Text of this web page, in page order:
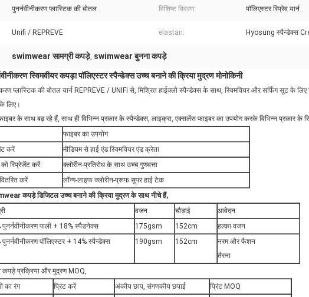
पुनर्नवीनीकरण प्लास्टिक की बोतल विशिष्ट विवरण: पॉलिएस्टर रिप्रेव यार्न
Unifi / REPREVE elastan: Hyosung स्पैन्डेक्स
swimwear सामग्री कपड़े, swimwear बुनना कपड़े
स्विमवीयर कपड़ा पॉलिएस्टर स्पैन्डेक्स उच्च बनाने की क्रिया मुद्रण मोनोकिनी
प्लास्टिक की बोतल यार्न REPREVE / UNIFI से, मिश्रित हाईक्लो स्पैन्डेक्स के साथ, स्विमवियर और सर्फिंग सूट के
लिए।
फाइबर के साथ बढ़ रहे हैं, साथ ही विभिन्न प्रकार के स्पैन्डेक्स, लाइक्रा, एक्सलेंस फाइबर का उपयोग करके विभिन्न प्रकार के
फाइबर का उपयोग
करें
मीडियम से हाई एंड स्विमवियर एंड क्रेता
को रिप्रेजेंट करें
क्लोरीन-प्रतिरोध के साथ उच्च गुणवत्ता
करें
लॉन्ग-लाइफ क्लोरीन-प्रूफ सुपर हाई टेक
कपड़े डिजिटल उच्च बनाने की क्रिया मुद्रण के साथ नीचे हैं,
वजन चौड़ाई
आवेदन
पुनर्नवीनीकरण पाली + 18% स्पैडनेक्स 175gsm 152cm
हल्का वजन
पुनर्नवीनीकरण पॉलिएस्टर + 14% स्पैन्डेक्स 190gsm 152cm
नरम और फैशन
तैरना
कपड़े प्रक्रिया और मुद्रण MOQ,
का रंग प्रिंट करें अंकीय छाप, संगणकीय छपाई
प्रिंट MOQ